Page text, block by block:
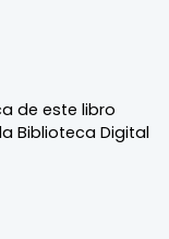
de este libro
Biblioteca Digital